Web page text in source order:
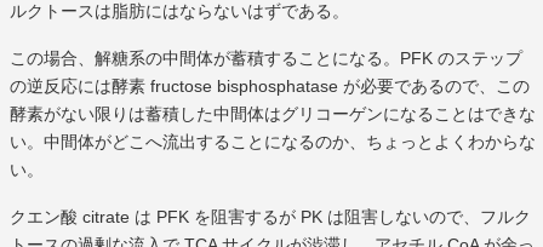
ルクトースは脂肪にはならないはずである。
この場合、解糖系の中間体が蓄積することになる。PFK のステップ
の逆反応には酵素 fructose bisphosphatase が必要であるので、この
酵素がない限りは蓄積した中間体はグリコーゲンになることはできな
い。中間体がどこへ流出することになるのか、ちょっとよくわからな
い。
クエン酸 citrate は PFK を阻害するが PK は阻害しないので、フルク